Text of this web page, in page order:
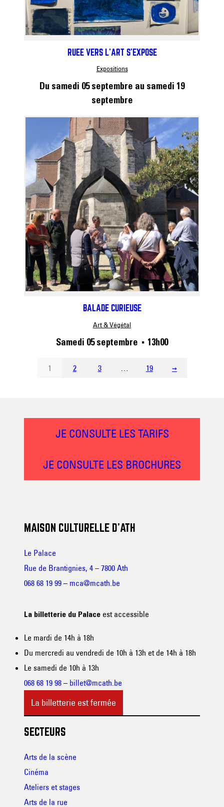
RUÉE VERS L’ART S’EXPOSE
Expositions
Du samedi 05 septembre au samedi 19
septembre
BALADE CURIEUSE
Art & Végétal
Samedi 05 septembre ■ 13h00
1 2 3 19 →
JE CONSULTE LES TARIFS
JE CONSULTE LES BROCHURES
MAISON CULTURELLE D’ATH
Le Palace
Rue de Brantignies, 4 – 7800 Ath
068 68 19 99 – mca@mcath.be
La billetterie du Palace est accessible
Le mardi de 14h à 18h
Du mercredi au vendredi de 10h à 13h et de 14h à 18h
Le samedi de 10h à 13h
068 68 19 98 – billet@mcath.be
La billetterie est fermée
SECTEURS
Arts de la scène
Cinéma
Ateliers et stages
Arts de la rue